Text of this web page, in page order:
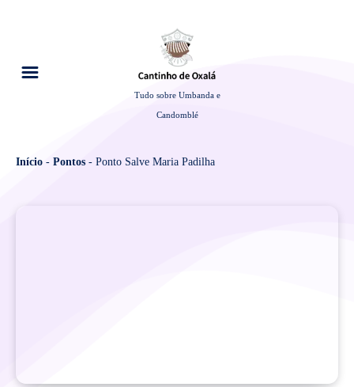
Tudo sobre Umbanda e
Candomblé
Início - Pontos - Ponto Salve Maria Padilha